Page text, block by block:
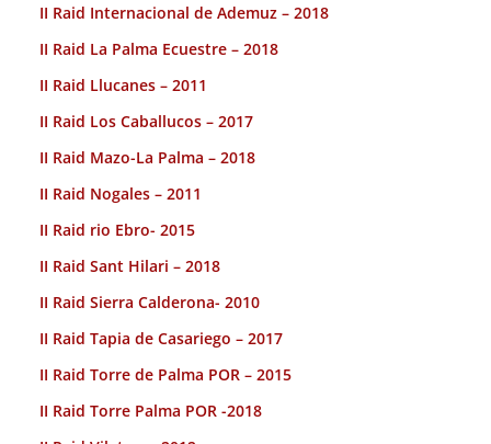
II Raid Internacional de Ademuz – 2018
II Raid La Palma Ecuestre – 2018
II Raid Llucanes – 2011
II Raid Los Caballucos – 2017
II Raid Mazo-La Palma – 2018
II Raid Nogales – 2011
II Raid rio Ebro- 2015
II Raid Sant Hilari – 2018
II Raid Sierra Calderona- 2010
II Raid Tapia de Casariego – 2017
II Raid Torre de Palma POR – 2015
II Raid Torre Palma POR -2018